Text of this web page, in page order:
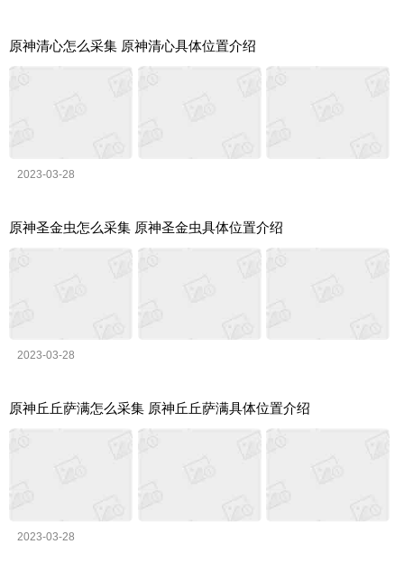
原神清心怎么采集 原神清心具体位置介绍
2023-03-28
原神圣金虫怎么采集 原神圣金虫具体位置介绍
2023-03-28
原神丘丘萨满怎么采集 原神丘丘萨满具体位置介绍
2023-03-28